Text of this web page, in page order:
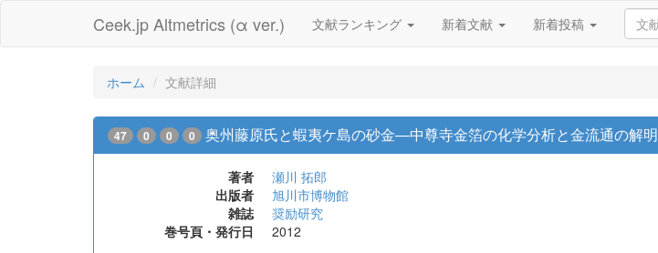
Ceek.jp Altmetrics (α ver.) 文献ランキング 新着文献 新着投稿
ホーム 文献詳細
47 0 0 0 奥州藤原氏と蝦夷ケ島の砂金―中尊寺金箔の化学分析と金流通の解明
著者
瀬川 拓郎
出版者
旭川市博物館
雑誌
奨励研究
巻号頁・発行日
2012